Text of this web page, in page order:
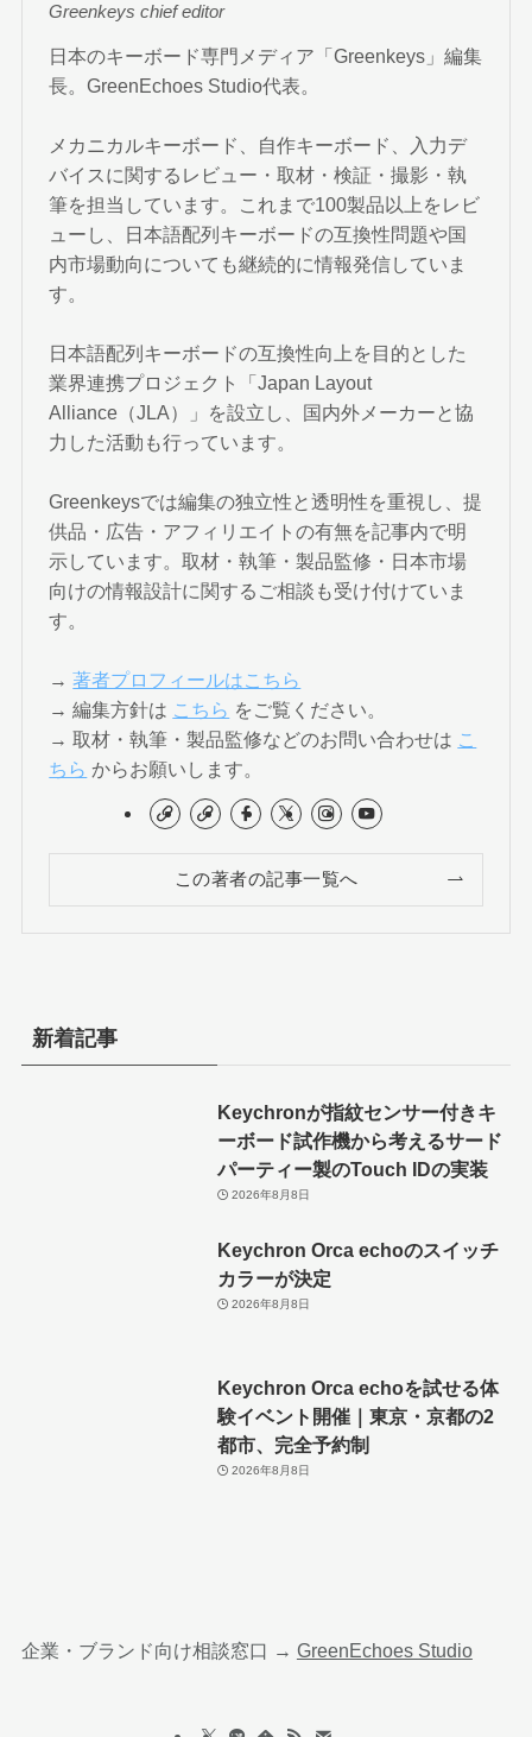
Greenkeys chief editor
日本のキーボード専門メディア「Greenkeys」編集
長。GreenEchoes Studio代表。
メカニカルキーボード、自作キーボード、入力デ
バイスに関するレビュー・取材・検証・撮影・執
筆を担当しています。これまで100製品以上をレビ
ューし、日本語配列キーボードの互換性問題や国
内市場動向についても継続的に情報発信していま
す。
日本語配列キーボードの互換性向上を目的とした
業界連携プロジェクト「Japan Layout
Alliance（JLA）」を設立し、国内外メーカーと協
力した活動も行っています。
Greenkeysでは編集の独立性と透明性を重視し、提
供品・広告・アフィリエイトの有無を記事内で明
示しています。取材・執筆・製品監修・日本市場
向けの情報設計に関するご相談も受け付けていま
す。
→著者プロフィールはこちら
→ 編集方針は こちら をご覧ください。
→ 取材・執筆・製品監修などのお問い合わせは こ
ちら からお願いします。
この著者の記事一覧へ
新着記事
Keychronが指紋センサー付きキ
ーボード試作機から考えるサード
パーティー製のTouch IDの実装
2026年8月8日
Keychron Orca echoのスイッチ
カラーが決定
2026年8月8日
Keychron Orca echoを試せる体
験イベント開催｜東京・京都の2
都市、完全予約制
2026年8月8日
企業・ブランド向け相談窓口 → GreenEchoes Studio